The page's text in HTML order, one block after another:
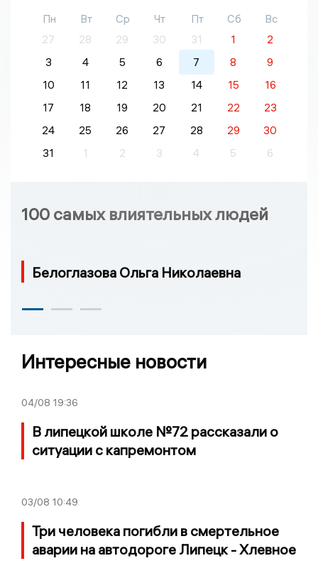
Пн Вт Ср Чт Пт Сб
Вс
27
28 29 30 31 1
2
3
4 5 6 7 8
9
10
11 12 13 14 15
16
17
18 19 20 21 22
23
24
25 26 27 28 29
30
31
1 2 3 4 5 6
100 самых влиятельных людей
Белоглазова Ольга Николаевна
Интересные новости
04/08 19:36
В липецкой школе №72 рассказали о
ситуации с капремонтом
03/08 10:49
Три человека погибли в смертельное
аварии на автодороге Липецк - Хлевное